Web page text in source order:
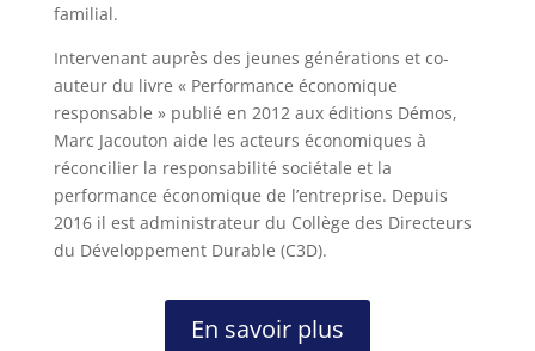
familial.
Intervenant auprès des jeunes générations et co-
auteur du livre « Performance économique
responsable » publié en 2012 aux éditions Démos,
Marc Jacouton aide les acteurs économiques à
réconcilier la responsabilité sociétale et la
performance économique de l’entreprise. Depuis
2016 il est administrateur du Collège des Directeurs
du Développement Durable (C3D).
En savoir plus